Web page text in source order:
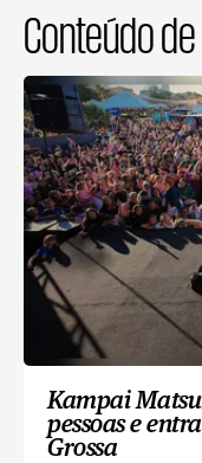
Conteúdo
Kampai
pessoas e
Grossa